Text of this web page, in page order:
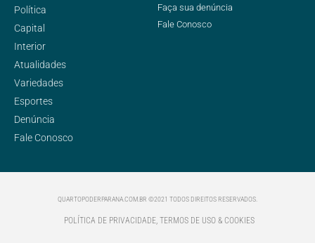
Política
Capital
Interior
Atualidades
Variedades
Esportes
Denúncia
Fale Conosco
Faça sua denúncia
Fale Conosco
QUARTOPODERPARANA.COM.BR ©2021 TODOS DIREITOS RESERVADOS.
POLÍTICA DE PRIVACIDADE, TERMOS DE USO & COOKIES